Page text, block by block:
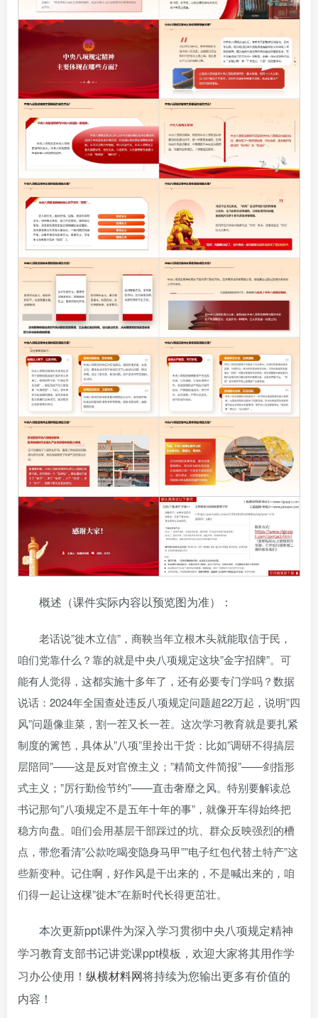
概述（课件实际内容以预览图为准）：
老话说”徙木立信”，商鞅当年立根木头就能取信于民，
咱们党靠什么？靠的就是中央八项规定这块”金字招牌”。可
能有人觉得，这都实施十多年了，还有必要专门学吗？数据
说话：2024年全国查处违反八项规定问题超22万起，说明”四
风”问题像韭菜，割一茬又长一茬。这次学习教育就是要扎紧
制度的篱笆，具体从”八项”里拎出干货：比如”调研不得搞层
层陪同”——这是反对官僚主义；”精简文件简报”——剑指形
式主义；”厉行勤俭节约”——直击奢靡之风。特别要解读总
书记那句”八项规定不是五年十年的事”，就像开车得始终把
稳方向盘。咱们会用基层干部踩过的坑、群众反映强烈的槽
点，带您看清”公款吃喝变隐身马甲””电子红包代替土特产”这
些新变种。记住啊，好作风是干出来的，不是喊出来的，咱
们得一起让这棵”徙木”在新时代长得更茁壮。
本次更新ppt课件为深入学习贯彻中央八项规定精神
学习教育支部书记讲党课ppt模板，欢迎大家将其用作学
习办公使用！ 纵横材料网将持续为您输出更多有价值的
内容！